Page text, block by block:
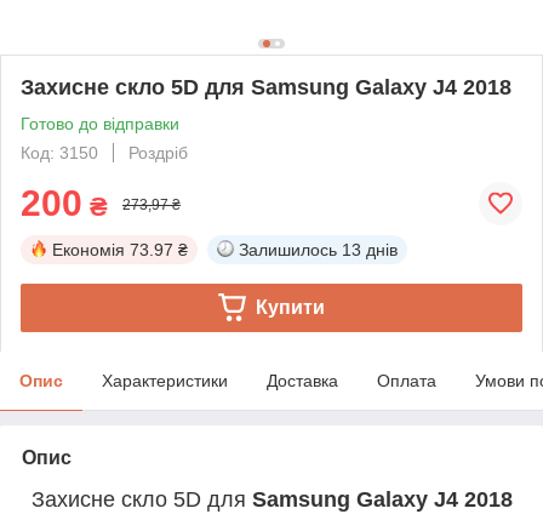
Захисне скло 5D для Samsung Galaxy J4 2018
Готово до відправки
Код: 3150
Роздріб
200 ₴ 273,97 ₴
Економія 73.97 ₴ Залишилось 13 днів
Купити
Опис Характеристики Доставка Оплата Умови
Опис
Захисне скло 5D для Samsung Galaxy J4 2018